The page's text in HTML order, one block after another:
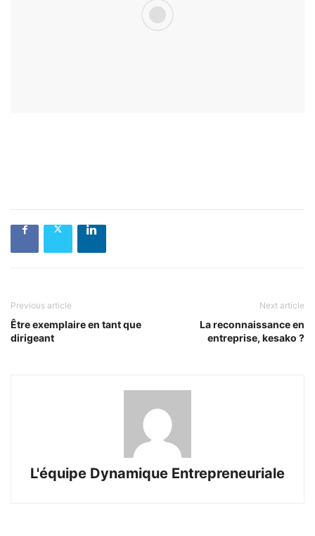
Previous article
Être exemplaire en tant que
dirigeant
Next article
La reconnaissance en
entreprise, kesako ?
L'équipe Dynamique Entrepreneuriale